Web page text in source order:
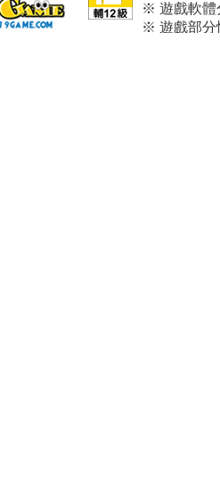
※ 遊戲軟體
※ 遊戲部分